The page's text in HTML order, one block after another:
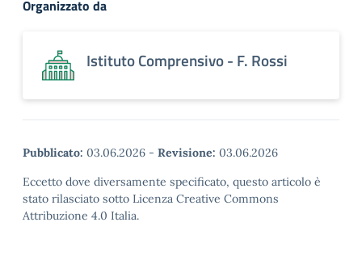
Organizzato da
Istituto Comprensivo - F. Rossi
Pubblicato: 03.06.2026 - Revisione: 03.06.2026
Eccetto dove diversamente specificato, questo articolo è
stato rilasciato sotto Licenza Creative Commons
Attribuzione 4.0 Italia.